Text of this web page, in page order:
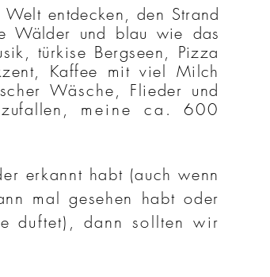
Weltentdecken, den Strand
Wälder und blau wie das
türkise Bergseen, Pizza
Kaffee mit viel Milch
Wäsche, Flieder und
zufallen , meine ca. 600
erkannt habt (auch wenn
mal gesehen habt oder
duftet), dann sollten wir